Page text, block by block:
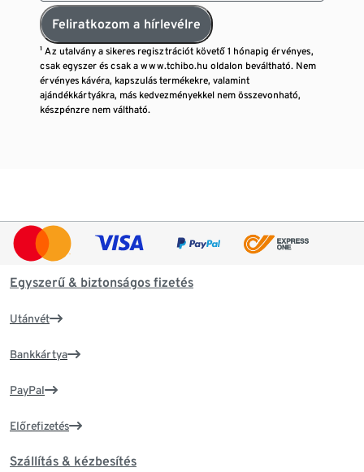
Feliratkozom a hírlevélre
¹ Az utalvány a sikeres regisztrációt követő 1 hónapig érvényes,
csak egyszer és csak a www.tchibo.hu oldalon beváltható. Nem
érvényes kávéra, kapszulás termékekre, valamint
ajándékkártyákra, más kedvezményekkel nem összevonható,
készpénzre nem váltható.
Egyszerű & biztonságos fizetés
Utánvét
Bankkártya
PayPal
Előrefizetés
Szállítás & kézbesítés